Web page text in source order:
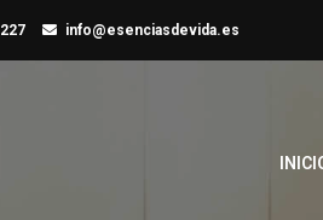
info@esenciasdevida.es